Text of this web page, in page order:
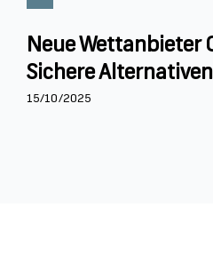
Neue Wettanbieter
Sichere Alternativen
15/10/2025